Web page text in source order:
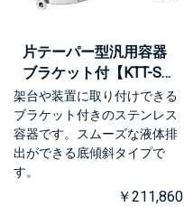
片テーパー型汎用容器
ブラケット付【KTT-ST-
BRK】
架台や装置に取り付けできる
ブラケット付きのステンレス
容器です。スムーズな液体排
出ができる底傾斜タイプで
す。
￥211,860